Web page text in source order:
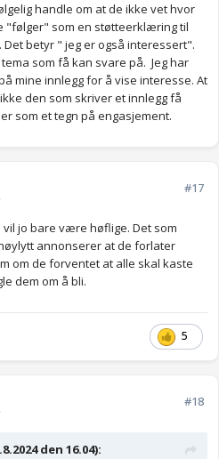
handle om at de ikke vet hvor
"følger" som en støtteerklæring til
betyr " jeg er også interessert".
som få kan svare på. Jeg har
mine innlegg for å vise interesse. At
den som skriver et innlegg få
som et tegn på engasjement.
#17
jo bare være høflige. Det som
annonserer at de forlater
om de forventet at alle skal kaste
dem om å bli.
5
#18
den 16.04):